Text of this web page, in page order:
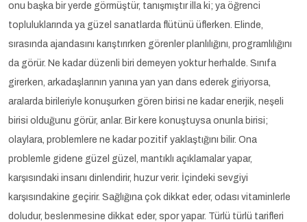
onu başka bir yerde görmüştür, tanışmıştır illa ki; ya öğrenci
topluluklarında ya güzel sanatlarda flütünü üflerken. Elinde,
sırasında ajandasını karıştırırken görenler planlılığını, programlılığını
da görür. Ne kadar düzenli biri demeyen yoktur herhalde. Sınıfa
girerken, arkadaşlarının yanına yan yan dans ederek giriyorsa,
aralarda birileriyle konuşurken gören birisi ne kadar enerjik, neşeli
birisi olduğunu görür, anlar. Bir kere konuştuysa onunla birisi;
olaylara, problemlere ne kadar pozitif yaklaştığını bilir. Ona
problemle gidene güzel güzel, mantıklı açıklamalar yapar,
karşısındaki insanı dinlendirir, huzur verir. İçindeki sevgiyi
karşısındakine geçirir. Sağlığına çok dikkat eder, odası vitaminlerle
doludur, beslenmesine dikkat eder, spor yapar. Türlü türlü tarifleri